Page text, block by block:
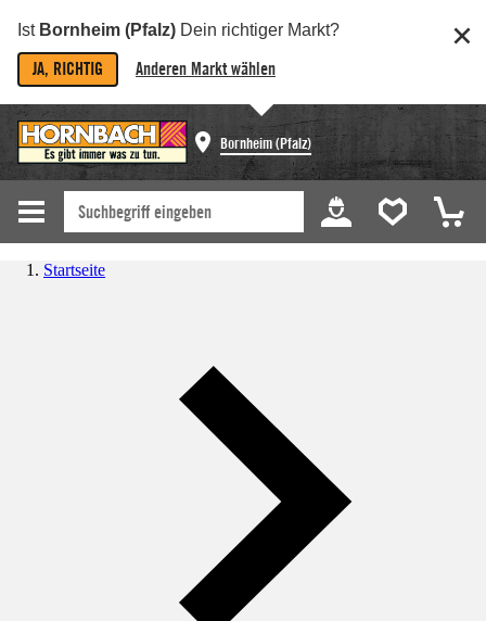
Ist Bornheim (Pfalz) Dein richtiger Markt?
JA, RICHTIG Anderen Markt wählen
Bornheim (Pfalz)
Startseite